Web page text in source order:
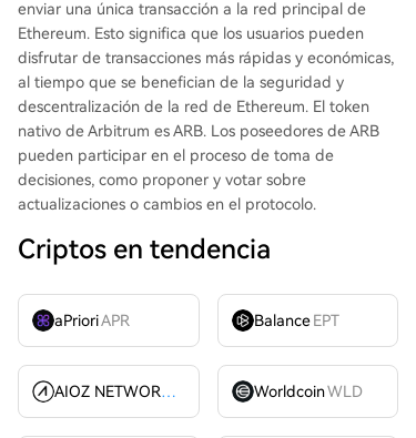
enviar una única transacción a la red principal de
Ethereum. Esto significa que los usuarios pueden
disfrutar de transacciones más rápidas y económicas,
al tiempo que se benefician de la seguridad y
descentralización de la red de Ethereum. El token
nativo de Arbitrum es ARB. Los poseedores de ARB
pueden participar en el proceso de toma de
decisiones, como proponer y votar sobre
actualizaciones o cambios en el protocolo.
Criptos en tendencia
aPrioriAPR Balance EPT
AIOZ NETWORK INC AIOZ WorldcoinWLD